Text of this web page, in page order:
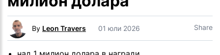
By Leon Travers 01 юли 2026 Share